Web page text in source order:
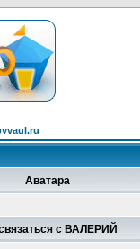
Аватара
с ВАЛЕРИЙ